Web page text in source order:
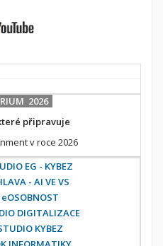
2026
připravuje
v roce 2026
EG - KYBEZ
- AI VE VS
eOSOBNOST
DIGITALIZACE
KYBEZ